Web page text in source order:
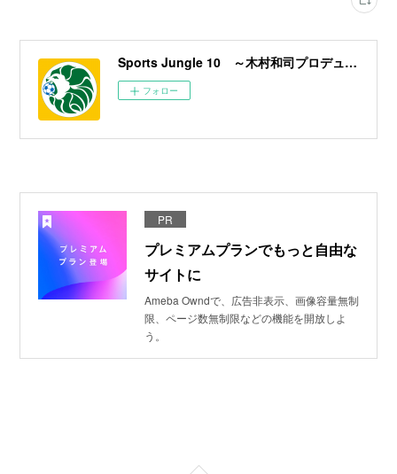
Sports Jungle 10 ～木村和司プロデュース／横浜市旭区フットサルコート～
フォロー
PR
プレミアムプランでもっと自由な
サイトに
Ameba Owndで、広告非表示、画像容量無制
限、ページ数無制限などの機能を開放しよ
う。